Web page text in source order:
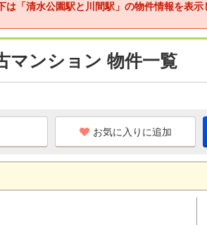
は「清水公園駅と川間駅」の物件情報を表示
マンション 物件一覧
お気に入りに追加